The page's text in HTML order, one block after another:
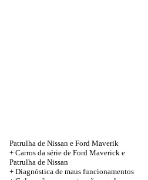
Patrulha de Nissan e Ford Maverik
+ Carros da série de Ford Maverick e
Patrulha de Nissan
+ Diagnóstica de maus funcionamentos